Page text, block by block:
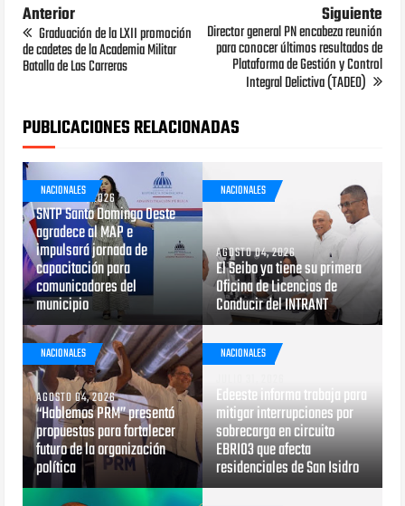
Anterior
Graduación de la LXII promoción
de cadetes de la Academia Militar
Batalla de Las Carreras
Siguiente
Director general PN encabeza reunión
para conocer últimos resultados de
Plataforma de Gestión y Control
Integral Delictiva (TADEO)
PUBLICACIONES RELACIONADAS
NACIONALES
AGOSTO 05, 2026
SNTP Santo Domingo Oeste
agradece al MAP e
impulsará jornada de
capacitación para
comunicadores del
municipio
NACIONALES
AGOSTO 04, 2026
El Seibo ya tiene su primera
Oficina de Licencias de
Conducir del INTRANT
NACIONALES
AGOSTO 04, 2026
“Hablemos PRM” presentó
propuestas para fortalecer
futuro de la organización
política
NACIONALES
Edeeste informa trabaja para
mitigar interrupciones por
sobrecarga en circuito
EBRI03 que afecta
residenciales de San Isidro